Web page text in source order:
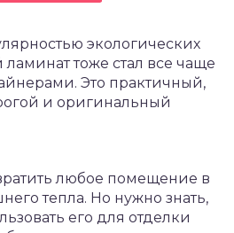
экологических
тоже стал все чаще
Это практичный,
и оригинальный
любое помещение в
тепла. Но нужно знать,
его для отделки